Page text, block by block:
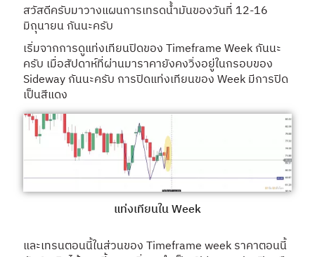
สวัสดีครับมาวางแผนการเทรดน้ำมันของวันที่ 12-16
มิถุนายน กันนะครับ
เริ่มจากการดูแท่งเทียนปิดของ Timeframe Week กันนะ
ครับ เมื่อสัปดาห์ที่ผ่านมาราคายังคงวิ่งอยู่ในกรอบของ
Sideway กันนะครับ การปิดแท่งเทียนของ Week มีการปิด
เป็นสีแดง
แท่งเทียนใน Week
และเทรนตอนนี้ในส่วนของ Timeframe week ราคาตอนนี้